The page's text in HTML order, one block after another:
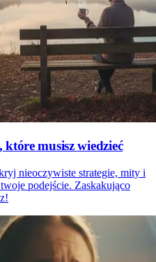
które musisz wiedzieć
nieoczywiste strategie, mity i
podejście. Zaskakująco